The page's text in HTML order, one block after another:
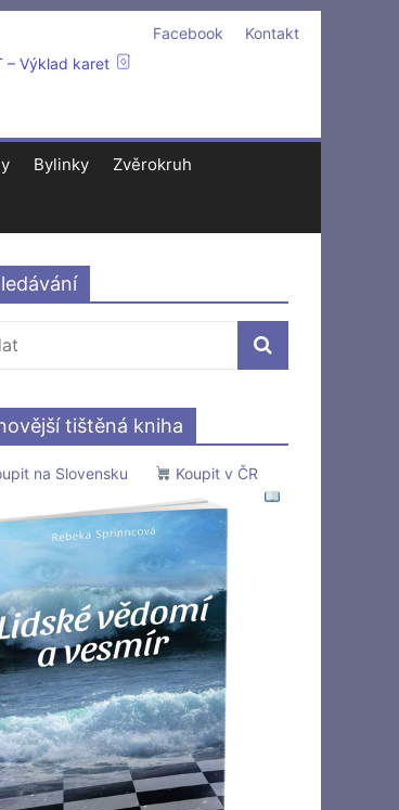
Kontakt
Facebook
– Výklad karet
Bylinky Zvěrokruh
tištěná kniha
na Slovensku Koupit v ČR